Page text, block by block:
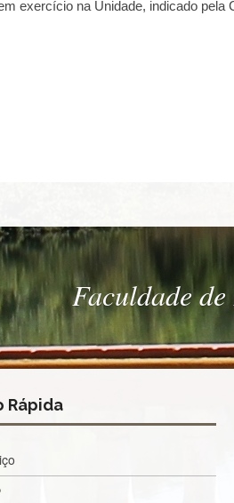
exercício na Unidade, indicado pela
Faculdade
Rápida